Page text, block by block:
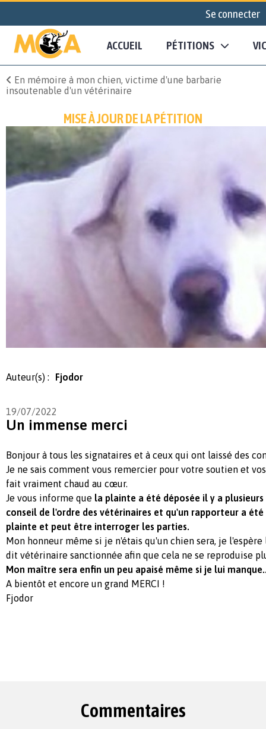
Se connecter
ACCUEIL PÉTITIONS
En mémoire à mon chien, victime d'une barbarie
insoutenable d'un vétérinaire
MISE À JOUR DE LA PÉTITION
Auteur(s) : Fjodor
19/07/2022
Un immense merci
Bonjour à tous les signataires et à ceux qui ont laissé des
Je ne sais comment vous remercier pour votre soutien et
fait vraiment chaud au cœur.
Je vous informe que la plainte a été déposée il y a plusieurs
conseil de l'ordre des vétérinaires et qu'un rapporteur a
plainte et peut être interroger les parties.
Mon honneur même si je n'étais qu'un chien sera, je
dit vétérinaire sanctionnée afin que cela ne se reproduise
Mon maître sera enfin un peu apaisé même si je lui
A bientôt et encore un grand MERCI !
Fjodor
Commentaires